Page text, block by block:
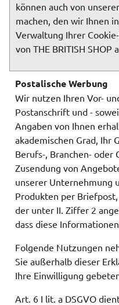
können auch von
machen, den wir Ihnen in
Verwaltung Ihrer
von THE BRITISH SHOP
Postalische Werbung
Wir nutzen Ihren Vor-
Postanschrift und -
Angaben von Ihnen
akademischen Grad, Ihr
Berufs-, Branchen- oder
Zusendung von
unserer Unternehmung
Produkten per
der unter II. Ziffer 2
dass diese
Folgende Nutzungen
Sie außerhalb dieser
Ihre Einwilligung
Art. 6 I lit. a DSGVO